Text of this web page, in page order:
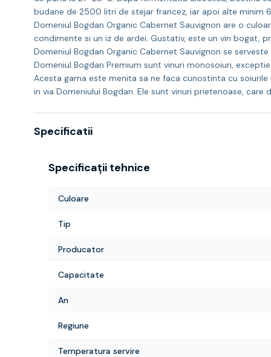
budane de 2500 litri de stejar francez, iar apoi alte minim
Domeniul Bogdan Organic Cabernet Sauvignon are o
condimente si un iz de ardei. Gustativ, este un vin bogat,
Domeniul Bogdan Organic Cabernet Sauvignon se
Domeniul Bogdan Premium sunt vinuri monosoiuri,
Acesta gama este menita sa ne faca cunostinta cu
in via Domeniului Bogdan. Ele sunt vinuri prietenoase,
Specificatii
Specificații tehnice
Culoare
Tip
Producator
Capacitate
An
Regiune
Temperatura servire